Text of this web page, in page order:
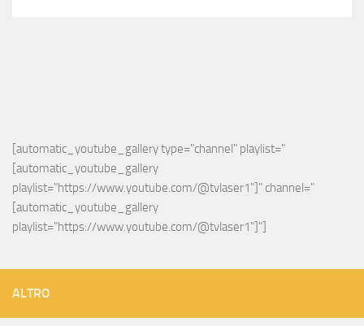
[automatic_youtube_gallery type="channel" playlist="
[automatic_youtube_gallery
playlist="https://www.youtube.com/@tvlaser1"]" channel="
[automatic_youtube_gallery
playlist="https://www.youtube.com/@tvlaser1"]"]
ALTRO